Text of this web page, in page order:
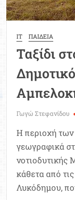
IT ΠΑΙΔΕΙΑ
Ταξίδι
Γωγώ Στεφανίδου
Η περιοχή
γεωγραφικά
νοτιοδυτικής
κάθετα από
Λυκόδημου,